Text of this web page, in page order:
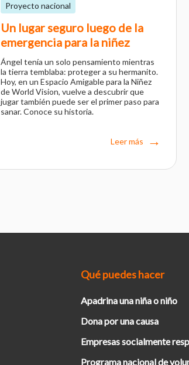
Proyecto nacional
Un lugar seguro luego de la
emergencia para la niñez
Ángel tenía un solo pensamiento mientras
la tierra temblaba: proteger a su hermanito.
Hoy, en un Espacio Amigable para la Niñez
de World Vision, vuelve a descubrir que
jugar también puede ser el primer paso para
sanar. Conoce su historia.
Leer más
Qué puedes hacer
Apadrina una niña o niño
Dona por una causa
Empresas socialmente
Programa nacional de